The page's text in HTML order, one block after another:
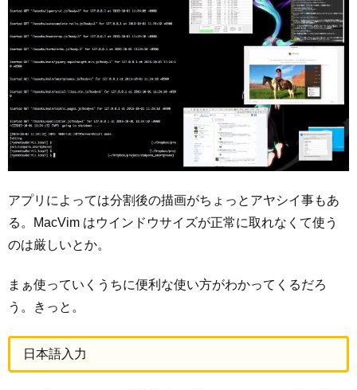
アプリによっては分割後の描画がちょっとアヤシイ事もあ
る。MacVim はウインドウサイズが正常に取れなくて使う
のは厳しいとか。
まぁ使っていくうちに便利な使い方がわかってくるだろ
う。きっと。
日本語入力